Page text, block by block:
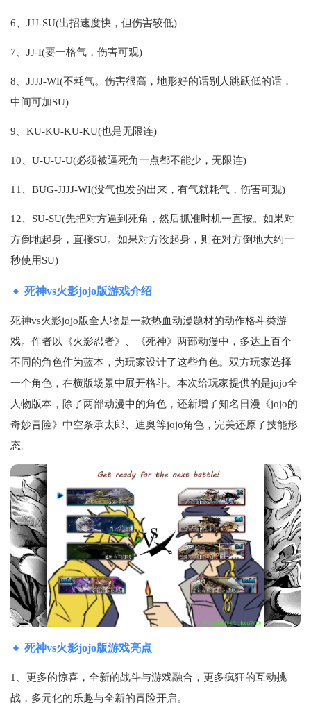
6、JJJ-SU(出招速度快，但伤害较低)
7、JJ-I(要一格气，伤害可观)
8、JJJJ-WI(不耗气。伤害很高，地形好的话别人跳跃低的话，
中间可加SU)
9、KU-KU-KU-KU(也是无限连)
10、U-U-U-U(必须被逼死角一点都不能少，无限连)
11、BUG-JJJJ-WI(没气也发的出来，有气就耗气，伤害可观)
12、SU-SU(先把对方逼到死角，然后抓准时机一直按。如果对
方倒地起身，直接SU。如果对方没起身，则在对方倒地大约一
秒使用SU)
死神vs火影jojo版游戏介绍
死神vs火影jojo版全人物是一款热血动漫题材的动作格斗类游
戏。作者以《火影忍者》、《死神》两部动漫中，多达上百个
不同的角色作为蓝本，为玩家设计了这些角色。双方玩家选择
一个角色，在横版场景中展开格斗。本次给玩家提供的是jojo全
人物版本，除了两部动漫中的角色，还新增了知名日漫《jojo的
奇妙冒险》中空条承太郎、迪奥等jojo角色，完美还原了技能形
态。
死神vs火影jojo版游戏亮点
1、更多的惊喜，全新的战斗与游戏融合，更多疯狂的互动挑
战，多元化的乐趣与全新的冒险开启。